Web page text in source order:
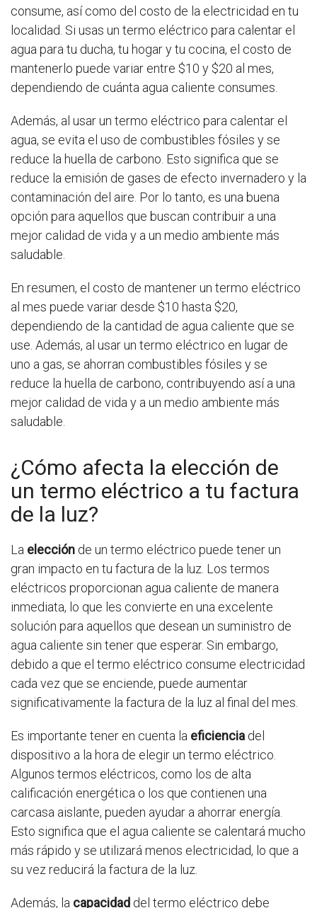
consume, así como del costo de la electricidad en tu
localidad. Si usas un termo eléctrico para calentar el
agua para tu ducha, tu hogar y tu cocina, el costo de
mantenerlo puede variar entre $10 y $20 al mes,
dependiendo de cuánta agua caliente consumes.
Además, al usar un termo eléctrico para calentar el
agua, se evita el uso de combustibles fósiles y se
reduce la huella de carbono. Esto significa que se
reduce la emisión de gases de efecto invernadero y la
contaminación del aire. Por lo tanto, es una buena
opción para aquellos que buscan contribuir a una
mejor calidad de vida y a un medio ambiente más
saludable.
En resumen, el costo de mantener un termo eléctrico
al mes puede variar desde $10 hasta $20,
dependiendo de la cantidad de agua caliente que se
use. Además, al usar un termo eléctrico en lugar de
uno a gas, se ahorran combustibles fósiles y se
reduce la huella de carbono, contribuyendo así a una
mejor calidad de vida y a un medio ambiente más
saludable.
¿Cómo afecta la elección de
un termo eléctrico a tu factura
de la luz?
La elección de un termo eléctrico puede tener un
gran impacto en tu factura de la luz. Los termos
eléctricos proporcionan agua caliente de manera
inmediata, lo que les convierte en una excelente
solución para aquellos que desean un suministro de
agua caliente sin tener que esperar. Sin embargo,
debido a que el termo eléctrico consume electricidad
cada vez que se enciende, puede aumentar
significativamente la factura de la luz al final del mes.
Es importante tener en cuenta la eficiencia del
dispositivo a la hora de elegir un termo eléctrico.
Algunos termos eléctricos, como los de alta
calificación energética o los que contienen una
carcasa aislante, pueden ayudar a ahorrar energía.
Esto significa que el agua caliente se calentará mucho
más rápido y se utilizará menos electricidad, lo que a
su vez reducirá la factura de la luz.
Además, la capacidad del termo eléctrico debe